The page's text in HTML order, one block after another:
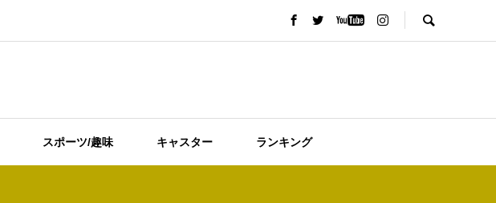
スポーツ/趣味 キャスター ランキング